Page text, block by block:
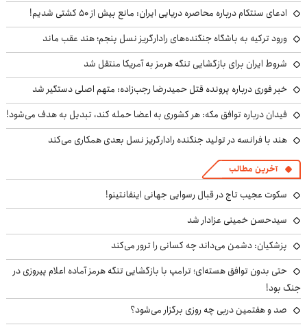
ادعای سنتکام درباره محاصره دریایی ایران: مانع بیش از ۵۰ کشتی شدیم!
ورود ترکیه به باشگاه جنگنده‌های رادارگریز نسل پنجم؛ هند عقب ماند
شروط ایران برای بازگشایی تنگه هرمز به آمریکا منتقل شد
خبر فوری درباره پرونده قتل حمیدرضا رجب‌زاده: متهم اصلی دستگیر شد
فیدان درباره توافق مکه: هر کشوری به اعضا حمله کند، تبدیل به هدف می‌شود!
هند با فرانسه در تولید جنگنده رادارگریز نسل بعدی همکاری می‌کند
آخرین مطالب
سکوت عجیب تاج در قبال رسوایی جهانی اینفانتینو!
سیدحسن خمینی عزادار شد
پزشکیان: دشمن می‌داند چه کسانی را ترور می‌کند
حتی بدون توافق هسته‌ای؛ ترامپ با بازگشایی تنگه هرمز آماده اعلام پیروزی در
جنگ بود!
صد و هفتمین دربی چه روزی برگزار می‌شود؟